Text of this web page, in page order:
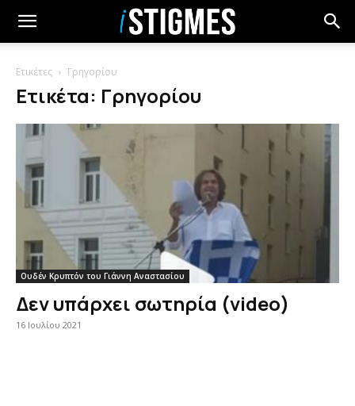
Ετικέτες Γρηγορίου
Ετικέτα: Γρηγορίου
Ουδέν Κρυπτόν του Γιάννη Αναστασίου
Δεν υπάρχει σωτηρία (video)
16 Ιουλίου 2021